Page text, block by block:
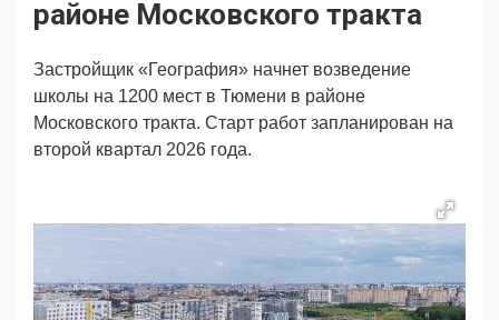
Ещё
районе Московского тракта
Застройщик «География» начнет возведение
школы на 1200 мест в Тюмени в районе
Московского тракта. Старт работ запланирован на
второй квартал 2026 года.